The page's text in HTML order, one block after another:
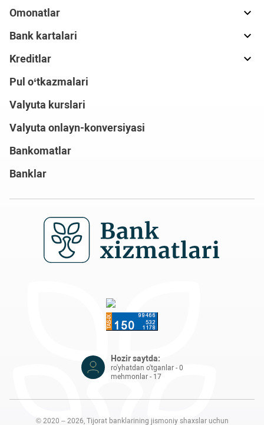
Omonatlar
Bank kartalari
Kreditlar
Pul o‘tkazmalari
Valyuta kurslari
Valyuta onlayn-konversiyasi
Bankomatlar
Banklar
Hozir saytda:
ro'yhatdan o'tganlar - 0
mehmonlar - 17
© 2020 – 2026, Tijorat banklarining jismoniy shaxslar uchun